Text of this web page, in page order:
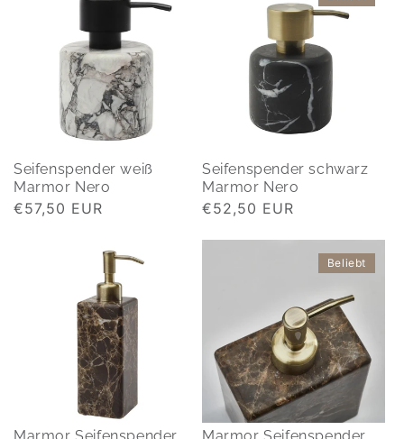
Seifenspender weiß
Marmor Nero
Normaler
€57,50 EUR
Seifenspender schwarz
Marmor Nero
Normaler
€52,50 EUR
Beliebt